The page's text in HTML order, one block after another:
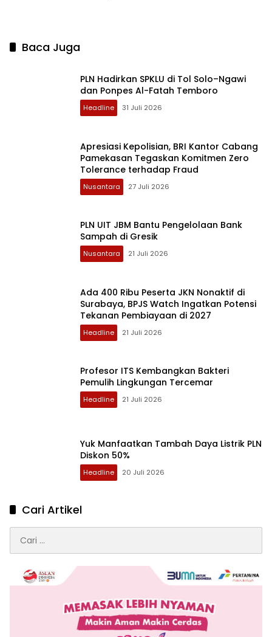
Baca Juga
PLN Hadirkan SPKLU di Tol Solo–Ngawi
dan Ponpes Al-Fatah Temboro
Headline 31 Juli 2026
Apresiasi Kepolisian, BRI Kantor Cabang
Pamekasan Tegaskan Komitmen Zero
Tolerance terhadap Fraud
Nusantara 27 Juli 2026
PLN UIT JBM Bantu Pengelolaan Bank
Sampah di Gresik
Nusantara 21 Juli 2026
Ada 400 Ribu Peserta JKN Nonaktif di
Surabaya, BPJS Watch Ingatkan Potensi
Tekanan Pembiayaan di 2027
Headline 21 Juli 2026
Profesor ITS Kembangkan Bakteri
Pemulih Lingkungan Tercemar
Headline 21 Juli 2026
Yuk Manfaatkan Tambah Daya Listrik PLN
Diskon 50%
Headline 20 Juli 2026
Cari Artikel
untuk: